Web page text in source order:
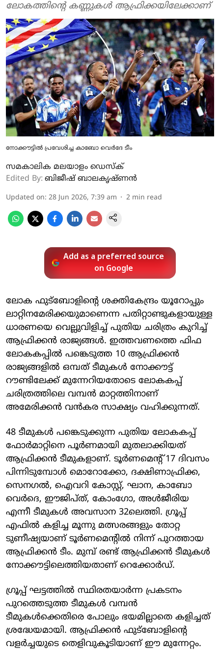
ലോകത്തിന്റെ കണ്ണുകള്‍ ആഫ്രിക്കയിലേക്കാണ്
നോക്കൗട്ടില്‍ പ്രവേശിച്ച കാബോ വെര്‍ദേ ടീം
സമകാലിക മലയാളം ഡെസ്ക്
Edited By: ബിജീഷ് ബാലകൃഷ്ണൻ
Updated on: 28 Jun 2026, 7:39 am 2 min read
Add as a preferred source
on Google
ലോക ഫുട്‌ബോളിന്റെ ശക്തികേന്ദ്രം യൂറോപ്പും
ലാറ്റിനമേരിക്കയുമാണെന്ന പതിറ്റാണ്ടുകളായുള്ള
ധാരണയെ വെല്ലുവിളിച്ച് പുതിയ ചരിത്രം കുറിച്ച്
ആഫ്രിക്കന്‍ രാജ്യങ്ങള്‍. ഇത്തവണത്തെ ഫിഫ
ലോകകപ്പില്‍ പങ്കെടുത്ത 10 ആഫ്രിക്കന്‍
രാജ്യങ്ങളില്‍ ഒമ്പത് ടീമുകള്‍ നോക്കൗട്ട്
റൗണ്ടിലേക്ക് മുന്നേറിയതോടെ ലോകകപ്പ്
ചരിത്രത്തിലെ വമ്പന്‍ മാറ്റത്തിനാണ്
അമേരിക്കന്‍ വന്‍കര സാക്ഷ്യം വഹിക്കുന്നത്.
48 ടീമുകള്‍ പങ്കെടുക്കുന്ന പുതിയ ലോകകപ്പ്
ഫോര്‍മാറ്റിനെ പൂര്‍ണമായി മുതലാക്കിയത്
ആഫ്രിക്കന്‍ ടീമുകളാണ്. ടൂര്‍ണമെന്റ് 17 ദിവസം
പിന്നിടുമ്പോള്‍ മൊറോക്കോ, ദക്ഷിണാഫ്രിക്ക,
സെനഗല്‍, ഐവറി കോസ്റ്റ്, ഘാന, കാബോ
വെര്‍ദെ, ഈജിപ്ത്, കോംഗോ, അള്‍ജീരിയ
എന്നീ ടീമുകള്‍ അവസാന 32ലെത്തി. ഗ്രൂപ്പ്
എഫില്‍ കളിച്ച മൂന്നു മത്സരങ്ങളും തോറ്റ
ടുണീഷ്യയാണ് ടൂര്‍ണമെന്റില്‍ നിന്ന് പുറത്തായ
ആഫ്രിക്കന്‍ ടീം. മുമ്പ് രണ്ട് ആഫ്രിക്കന്‍ ടീമുകള്‍
നോക്കൗട്ടിലെത്തിയതാണ് റെക്കോര്‍ഡ്.
ഗ്രൂപ്പ് ഘട്ടത്തില്‍ സ്ഥിരതയാര്‍ന്ന പ്രകടനം
പുറത്തെടുത്ത ടീമുകള്‍ വമ്പന്‍
ടീമുകള്‍ക്കെതിരെ പോലും ഭയമില്ലാതെ കളിച്ചത്
ശ്രദ്ധേയമായി. ആഫ്രിക്കന്‍ ഫുട്‌ബോളിന്റെ
വളര്‍ച്ചയുടെ തെളിവുകൂടിയാണ് ഈ മുന്നേറ്റം.